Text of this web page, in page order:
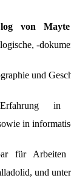
von
-
und
in
in
für
und